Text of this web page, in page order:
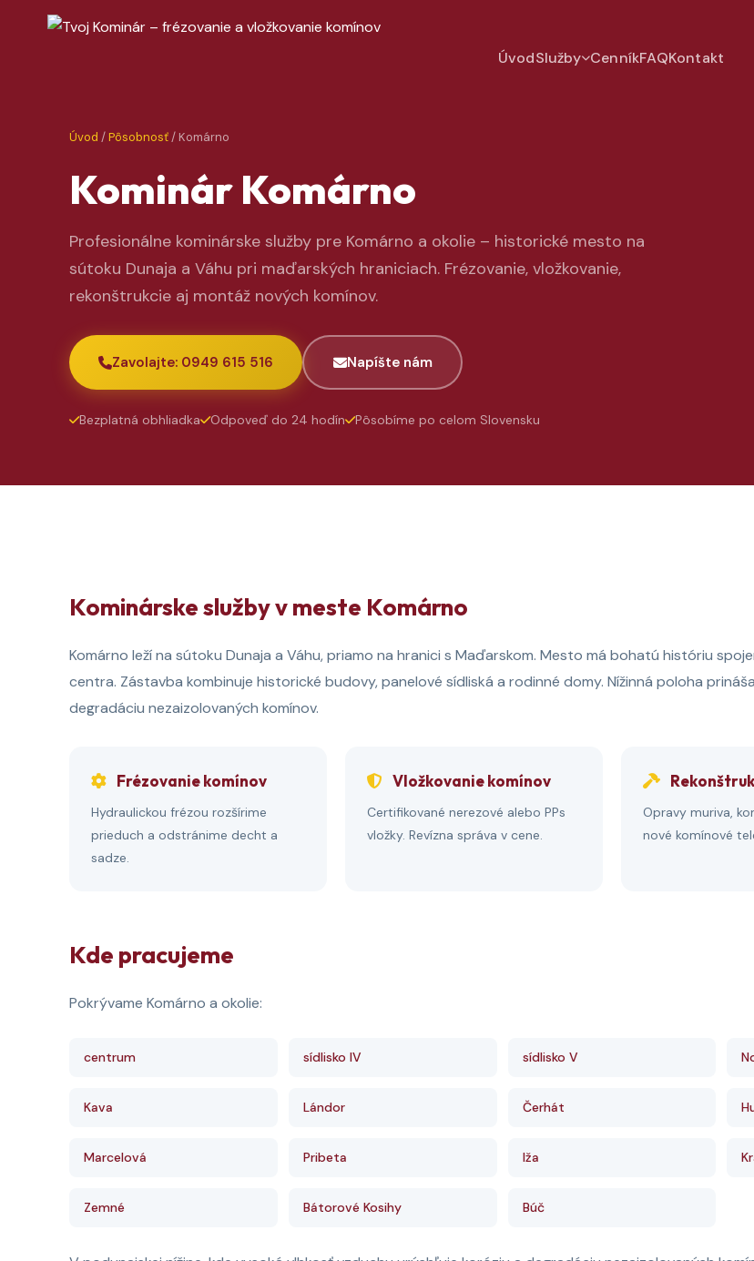
ÚvodSlužby CenníkFAQKontakt
Úvod /Pôsobnosť/ Komárno
Kominár Komárno
Profesionálne kominárske služby pre Komárno a okolie – historické mesto na
sútoku Dunaja a Váhu pri maďarských hraniciach. Frézovanie, vložkovanie,
rekonštrukcie aj montáž nových komínov.
Zavolajte: 0949 615 516 Napíšte nám
Bezplatná obhliadka Odpoveď do 24 hodín Pôsobíme po celom Slovensku
Kominárske služby v meste Komárno
Komárno leží na sútoku Dunaja a Váhu, priamo na hranici s Maďarskom. Mesto má bohatú históriu
centra. Zástavba kombinuje historické budovy, panelové sídliská a rodinné domy. Nížinná poloha
degradáciu nezaizolovaných komínov.
Frézovanie komínov
Hydraulickou frézou rozšírime
prieduch a odstránime decht a
sadze.
Vložkovanie komínov
Certifikované nerezové alebo PPs
vložky. Revízna správa v cene.
Opravy muriva,
nové komínové
Kde pracujeme
Pokrývame Komárno a okolie:
centrum sídlisko IV sídlisko V
Kava Lándor Čerhát
Marcelová Pribeta Iža
Zemné Bátorové Kosihy Búč